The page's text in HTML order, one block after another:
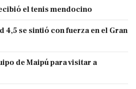
el tenis mendocino
4,5 se sintió con fuerza en el Gran
de Maipú para visitar a